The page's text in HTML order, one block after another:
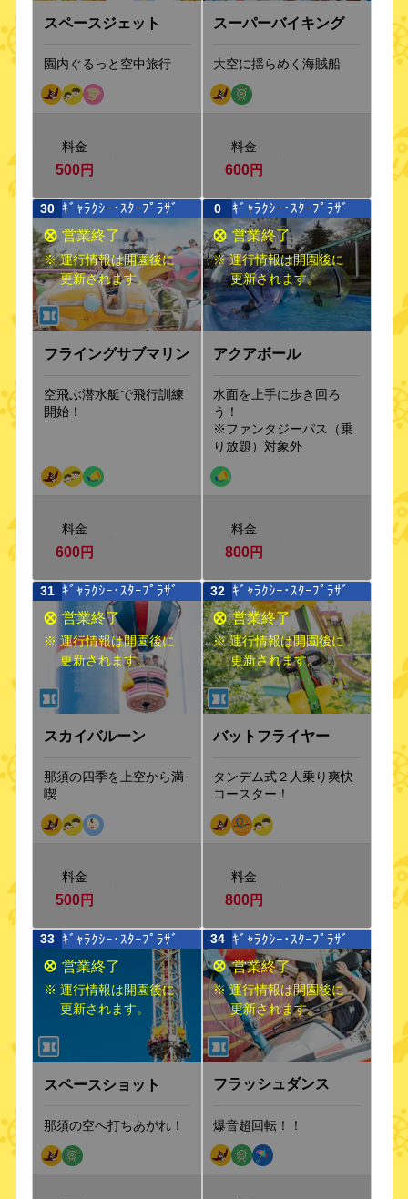
スペースジェット
園内ぐるっと空中旅行
料金
500円
スーパーバイキング
大空に揺らめく海賊船
料金
600円
30 ｷﾞｬﾗｸｼｰ･ｽﾀｰﾌﾟﾗｻﾞ
※ 運行情報は開園後に
更新されます。
フライングサブマリン
空飛ぶ潜水艇で飛行訓練
開始！
料金
600円
0 ｷﾞｬﾗｸｼｰ･ｽﾀｰﾌﾟﾗｻﾞ
※ 運行情報は開園後に
更新されます。
アクアボール
水面を上手に歩き回ろ
う！
※ファンタジーパス（乗
り放題）対象外
料金
800円
31 ｷﾞｬﾗｸｼｰ･ｽﾀｰﾌﾟﾗｻﾞ
※ 運行情報は開園後に
更新されます。
スカイバルーン
那須の四季を上空から満
喫
料金
500円
32 ｷﾞｬﾗｸｼｰ･ｽﾀｰﾌﾟﾗｻﾞ
※ 運行情報は開園後に
更新されます。
バットフライヤー
タンデム式２人乗り爽快
コースター！
料金
800円
33 ｷﾞｬﾗｸｼｰ･ｽﾀｰﾌﾟﾗｻﾞ
※ 運行情報は開園後に
更新されます。
スペースショット
那須の空へ打ちあがれ！
34 ｷﾞｬﾗｸｼｰ･ｽﾀｰﾌﾟﾗｻﾞ
※ 運行情報は開園後に
更新されます。
フラッシュダンス
爆音超回転！！